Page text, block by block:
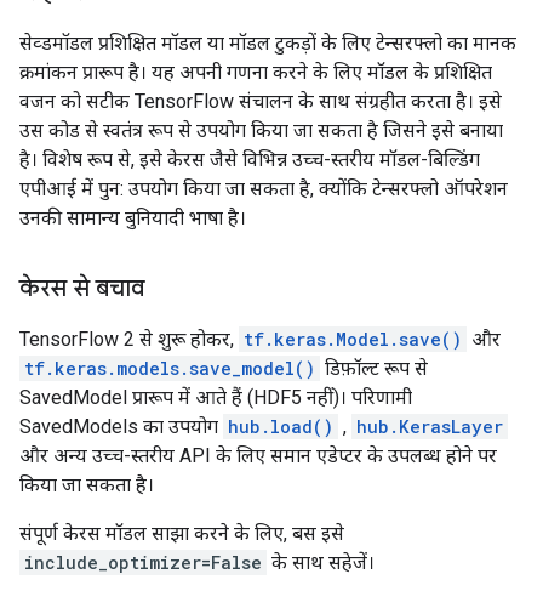
सेव्डमॉडल प्रशिक्षित मॉडल या मॉडल टुकड़ों के लिए टेन्सरफ्लो का मानक
क्रमांकन प्रारूप है। यह अपनी गणना करने के लिए मॉडल के प्रशिक्षित
वजन को सटीक TensorFlow संचालन के साथ संग्रहीत करता है। इसे
उस कोड से स्वतंत्र रूप से उपयोग किया जा सकता है जिसने इसे बनाया
है। विशेष रूप से, इसे केरस जैसे विभिन्न उच्च-स्तरीय मॉडल-बिल्डिंग
एपीआई में पुन: उपयोग किया जा सकता है, क्योंकि टेन्सरफ्लो ऑपरेशन
उनकी सामान्य बुनियादी भाषा है।
केरस से बचाव
TensorFlow 2 से शुरू होकर, tf.keras.Model.save() और
tf.keras.models.save_model() डिफ़ॉल्ट रूप से
SavedModel प्रारूप में आते हैं (HDF5 नहीं)। परिणामी
SavedModels का उपयोग hub.load() , hub.KerasLayer
और अन्य उच्च-स्तरीय API के लिए समान एडेप्टर के उपलब्ध होने पर
किया जा सकता है।
संपूर्ण केरस मॉडल साझा करने के लिए, बस इसे
include_optimizer=False के साथ सहेजें।